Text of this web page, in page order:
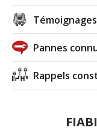
Pannes
Rappels